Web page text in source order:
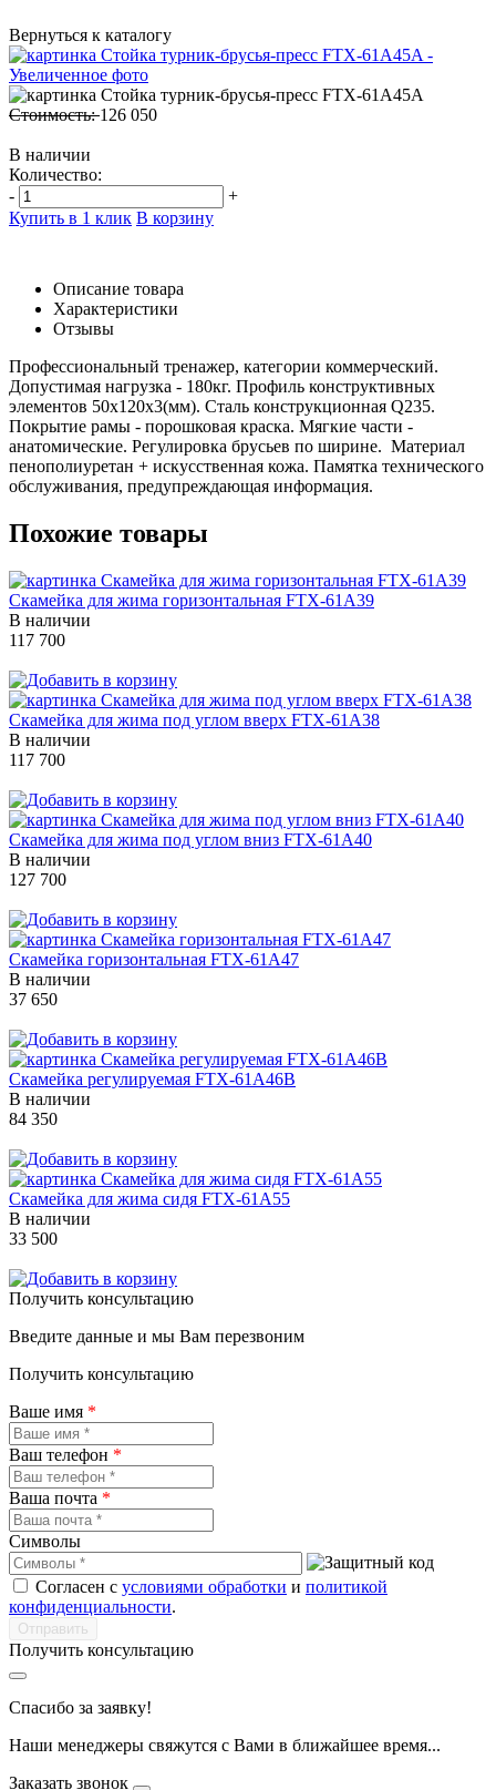
Вернуться к каталогу
Стоимость:126 050
В наличии
Количество:
-
+
Купить в 1 клик В корзину
Описание товара
Характеристики
Отзывы
Профессиональный тренажер, категории коммерческий.
Допустимая нагрузка - 180кг. Профиль конструктивных
элементов 50х120х3(мм). Сталь конструкционная Q235.
Покрытие рамы - порошковая краска. Мягкие части -
анатомические. Регулировка брусьев по ширине. Материал
пенополиуретан + искусственная кожа. Памятка технического
обслуживания, предупреждающая информация.
Похожие товары
Скамейка для жима горизонтальная FTX-61A39
В наличии
117 700
Скамейка для жима под углом вверх FTX-61A38
В наличии
117 700
Скамейка для жима под углом вниз FTX-61A40
В наличии
127 700
Скамейка горизонтальная FTX-61A47
В наличии
37 650
Скамейка регулируемая FTX-61A46B
В наличии
84 350
Скамейка для жима сидя FTX-61A55
В наличии
33 500
Получить консультацию
Введите данные и мы Вам перезвоним
Получить консультацию
Ваше имя *
Ваш телефон *
Ваша почта *
Символы
Согласен с условиями обработки и политикой
конфиденциальности.
Получить консультацию
Спасибо за заявку!
Наши менеджеры свяжутся с Вами в ближайшее время...
Заказать звонок